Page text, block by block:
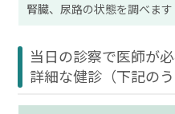
腎臓、尿路の状態を調べます
当日の診察で医師が
詳細な健診（下記の